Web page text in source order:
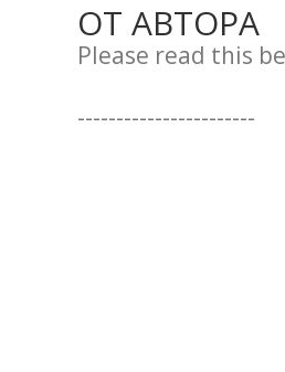
ОТ АВТОРА
Please read this
-----------------------